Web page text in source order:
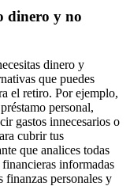
dinero y no
dinero y
que puedes
el retiro. Por ejemplo,
personal,
gastos innecesarios o
cubrir tus
que analices todas
informadas
finanzas personales y